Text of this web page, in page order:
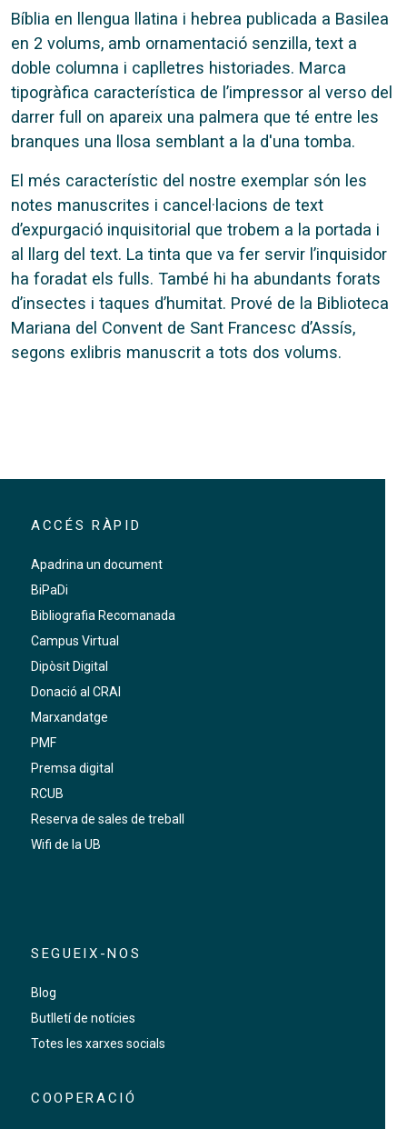
Bíblia en llengua llatina i hebrea publicada a Basilea
en 2 volums, amb ornamentació senzilla, text a
doble columna i caplletres historiades. Marca
tipogràfica característica de l’impressor al verso del
darrer full on apareix una palmera que té entre les
branques una llosa semblant a la d'una tomba.
El més característic del nostre exemplar són les
notes manuscrites i cancel·lacions de text
d’expurgació inquisitorial que trobem a la portada i
al llarg del text. La tinta que va fer servir l’inquisidor
ha foradat els fulls. També hi ha abundants forats
d’insectes i taques d’humitat. Prové de la Biblioteca
Mariana del Convent de Sant Francesc d’Assís,
segons exlibris manuscrit a tots dos volums.
ACCÉS RÀPID
Apadrina un document
BiPaDi
Bibliografia Recomanada
Campus Virtual
Dipòsit Digital
Donació al CRAI
Marxandatge
PMF
Premsa digital
RCUB
Reserva de sales de treball
Wifi de la UB
SEGUEIX-NOS
Blog
Butlletí de notícies
Totes les xarxes socials
COOPERACIÓ